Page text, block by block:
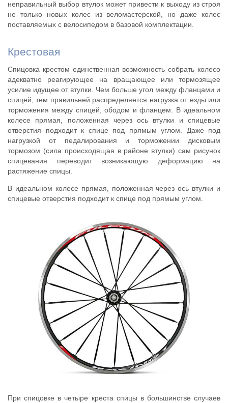
неправильный выбор втулок может привести к выходу из строя
не только новых колес из веломастерской, но даже колес
поставляемых с велосипедом в базовой комплектации.
Крестовая
Спицовка крестом единственная возможность собрать колесо
адекватно реагирующее на вращающее или тормозящее
усилие идущее от втулки. Чем больше угол между фланцами и
спицей, тем правильней распределяется нагрузка от езды или
торможения между спицей, ободом и фланцем. В идеальном
колесе прямая, положенная через ось втулки и спицевые
отверстия подходит к спице под прямым углом. Даже под
нагрузкой от педалирования и торможении дисковым
тормозом (сила происходящая в районе втулки) сам рисунок
спицевания переводит возникающую деформацию на
растяжение спицы.
В идеальном колесе прямая, положенная через ось втулки и
спицевые отверстия подходит к спице под прямым углом.
При cпицовке в четыре креста спицы в большинстве случаев